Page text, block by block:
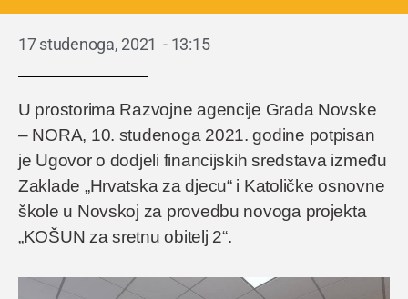
17 studenoga, 2021 - 13:15
U prostorima Razvojne agencije Grada Novske
– NORA, 10. studenoga 2021. godine potpisan
je Ugovor o dodjeli financijskih sredstava između
Zaklade „Hrvatska za djecu“ i Katoličke osnovne
škole u Novskoj za provedbu novoga projekta
„KOŠUN za sretnu obitelj 2“.